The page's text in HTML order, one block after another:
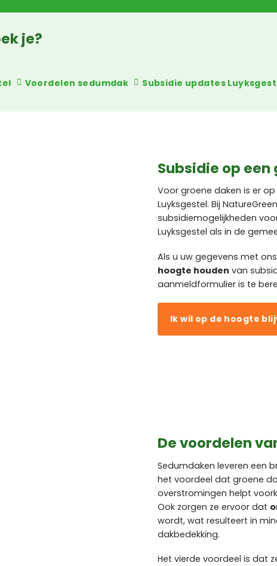
je?
Voordelen sedumdak Subsidie updates
Subsidie op
Voor groene daken is er
Luyksgestel. Bij
subsidiemogelijkheden
Luyksgestel als in de
Als u uw gegevens met
hoogte houden van
aanmeldformulier is te
Ik wil op de hoogte
De voordelen
Sedumdaken leveren een
het voordeel dat groene
overstromingen helpt
Ook zorgen ze ervoor dat
wordt, wat resulteert in
dakbedekking.
Het vierde voordeel is dat